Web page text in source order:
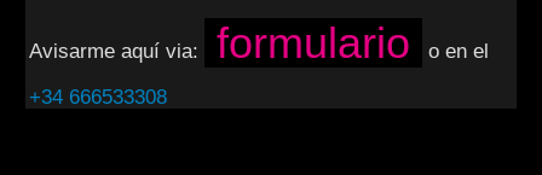
Avisarme aquí via: formulario
o en el
+34 666533308